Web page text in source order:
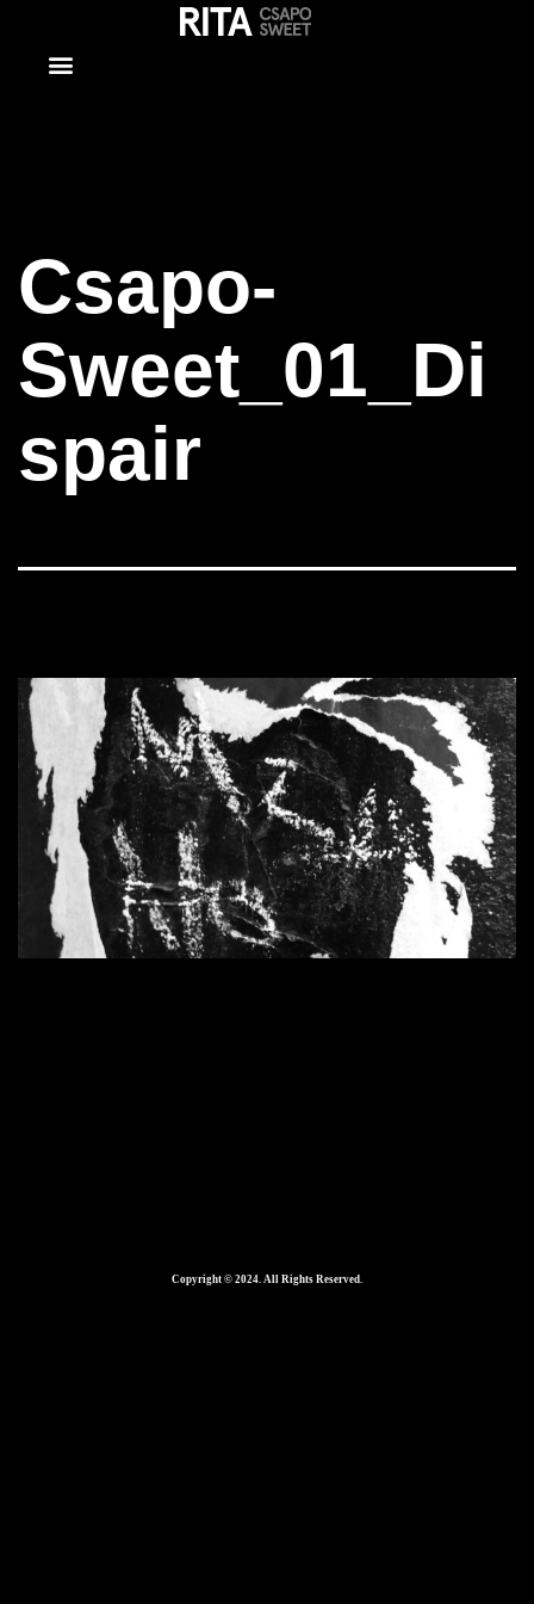
Csapo-
Csapo-
Sweet_01_Di
spair
Copyright © 2024. All Rights Reserved.